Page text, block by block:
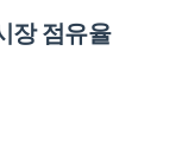
장 점유율